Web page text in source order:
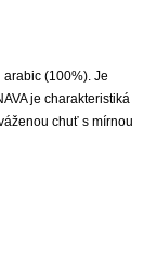
(100%). Je
je charakteristiká
chuť s mírnou